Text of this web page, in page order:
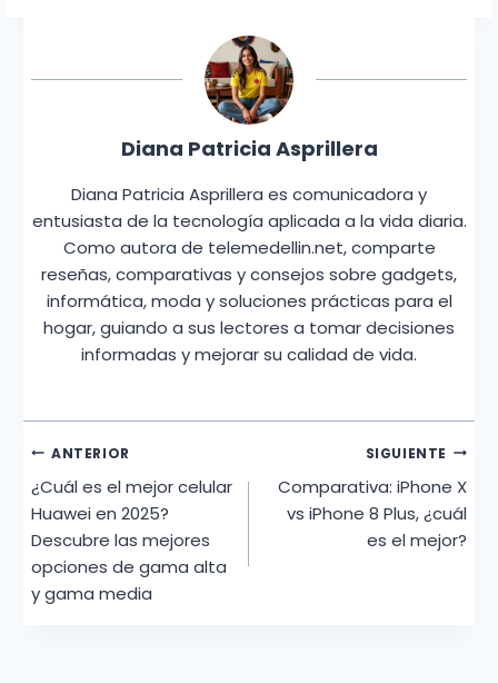
Diana Patricia Asprillera
Diana Patricia Asprillera es comunicadora y
entusiasta de la tecnología aplicada a la vida diaria.
Como autora de telemedellin.net, comparte
reseñas, comparativas y consejos sobre gadgets,
informática, moda y soluciones prácticas para el
hogar, guiando a sus lectores a tomar decisiones
informadas y mejorar su calidad de vida.
Navegación
de
entradas
ANTERIOR
¿Cuál es el mejor celular
Huawei en 2025?
Descubre las mejores
opciones de gama alta
y gama media
SIGUIENTE
Comparativa: iPhone X
vs iPhone 8 Plus, ¿cuál
es el mejor?